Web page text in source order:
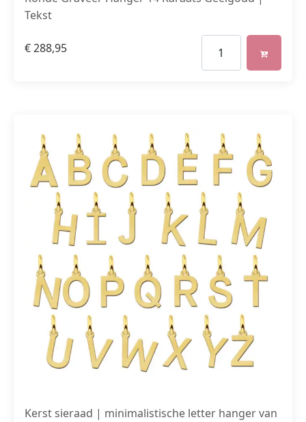
Tekst
€288,95
Kerst sieraad | minimalistische letter hanger van